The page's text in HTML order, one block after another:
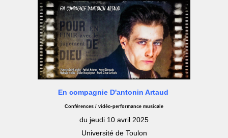
En compagnie D'antonin Artaud
Conférences / vidéo-performance musicale
du jeudi 10 avril 2025
Université de Toulon